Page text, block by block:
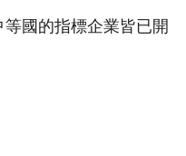
國的指標企業皆已開